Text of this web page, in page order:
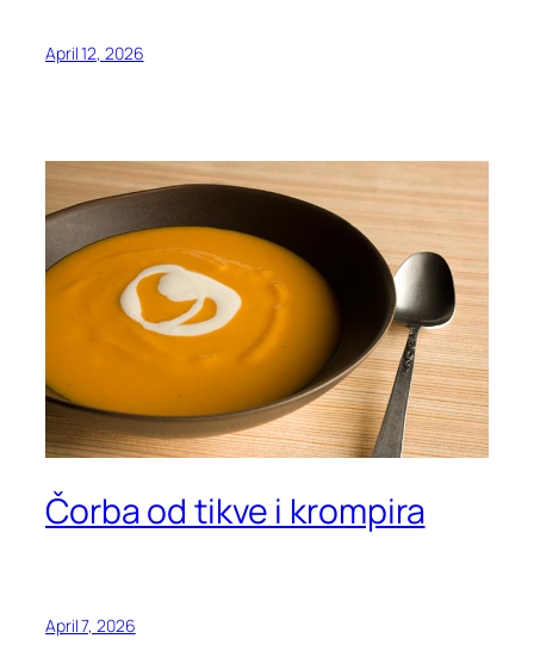
April 12, 2026
Čorba od tikve i krompira
April 7, 2026